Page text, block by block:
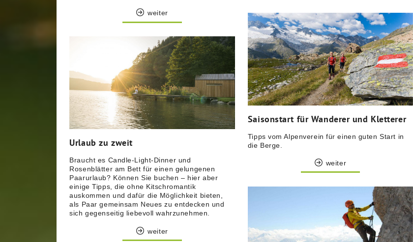
weiter
Urlaub zu zweit
Braucht es Candle-Light-Dinner und
Rosenblätter am Bett für einen gelungenen
Paarurlaub? Können Sie buchen – hier aber
einige Tipps, die ohne Kitschromantik
auskommen und dafür die Möglichkeit bieten,
als Paar gemeinsam Neues zu entdecken und
sich gegenseitig liebevoll wahrzunehmen.
weiter
Saisonstart für Wanderer und Kletterer
Tipps vom Alpenverein für einen guten Start in
die Berge.
weiter